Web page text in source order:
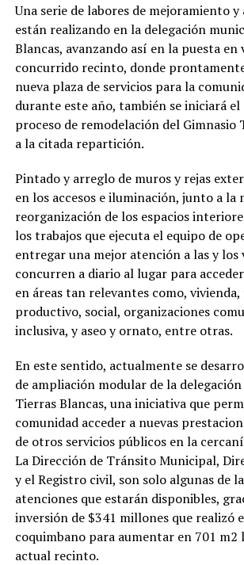
Una serie de labores de mejoramiento
están realizando en la delegación
Blancas, avanzando así en la puesta en
concurrido recinto, donde
nueva plaza de servicios para la
durante este año, también se iniciará el
proceso de remodelación del Gimnasio
a la citada repartición.
Pintado y arreglo de muros y rejas
en los accesos e iluminación, junto a la
reorganización de los espacios
los trabajos que ejecuta el equipo de
entregar una mejor atención a las y los
concurren a diario al lugar para
en áreas tan relevantes como,
productivo, social, organizaciones
inclusiva, y aseo y ornato, entre otras.
En este sentido, actualmente se
de ampliación modular de la
Tierras Blancas, una iniciativa que
comunidad acceder a nuevas
de otros servicios públicos en la
La Dirección de Tránsito Municipal,
y el Registro civil, son solo algunas de
atenciones que estarán disponibles,
inversión de $341 millones que realizó
coquimbano para aumentar en 701 m2
actual recinto.